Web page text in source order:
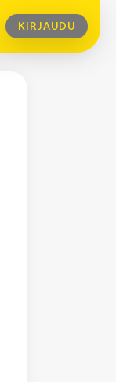
KIRJAUDU